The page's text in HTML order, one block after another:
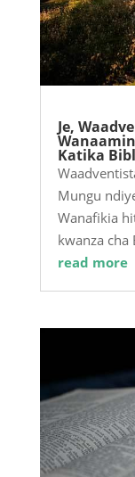
Je,
Katika
Mungu
Wanafikia
kwanza
read more